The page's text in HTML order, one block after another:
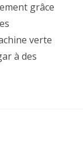
grâce
verte
à des